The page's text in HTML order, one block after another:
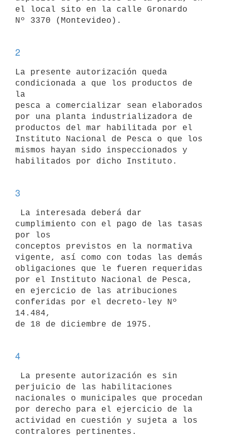
el local sito en la calle Gronardo
Nº 3370 (Montevideo).
2
La presente autorización queda
condicionada a que los productos de
la
pesca a comercializar sean elaborados
por una planta industrializadora de
productos del mar habilitada por el
Instituto Nacional de Pesca o que los
mismos hayan sido inspeccionados y
habilitados por dicho Instituto.
3
cumplimiento con el pago de las tasas
por los
conceptos previstos en la normativa
vigente, así como con todas las demás
obligaciones que le fueren requeridas
por el Instituto Nacional de Pesca,
en ejercicio de las atribuciones
conferidas por el decreto-ley Nº
14.484,
de 18 de diciembre de 1975.
4
perjuicio de las habilitaciones
nacionales o municipales que procedan
por derecho para el ejercicio de la
actividad en cuestión y sujeta a los
contralores pertinentes.